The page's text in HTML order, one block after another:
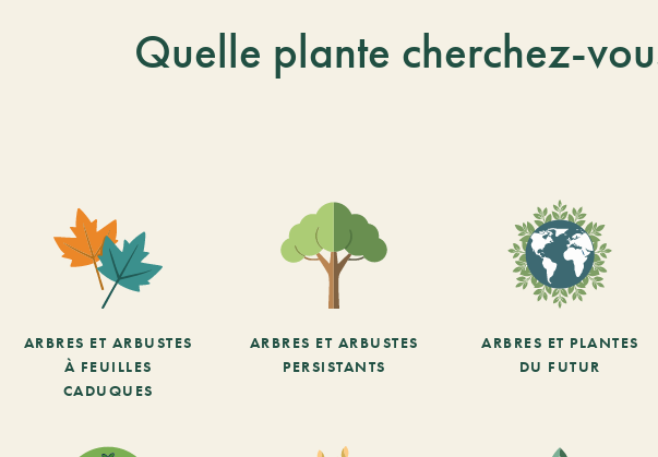
Quelle plante cherchez-
ARBRES ET ARBUSTES
À FEUILLES
CADUQUES
ARBRES ET ARBUSTES
PERSISTANTS
ARBRES ET PLANTES
DU FUTUR